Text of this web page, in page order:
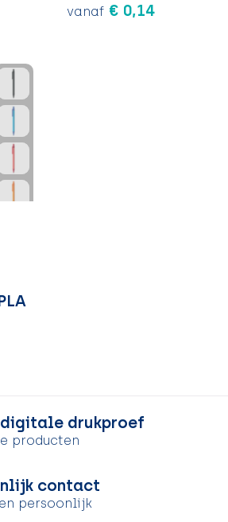
vanaf € 0,14
drukproef
producten
contact
persoonlijk